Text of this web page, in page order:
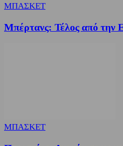
ΜΠΑΣΚΕΤ
Μπέρτανς: Τέλος από την
ΜΠΑΣΚΕΤ